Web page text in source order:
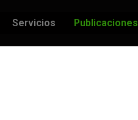
Servicios Publicaciones